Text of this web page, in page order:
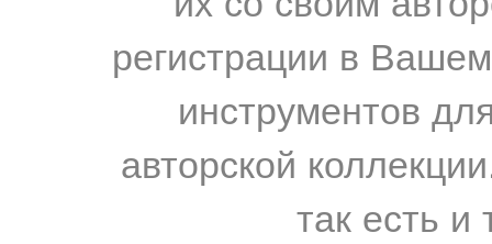
регистрации в
инструментов
авторской
так есть и